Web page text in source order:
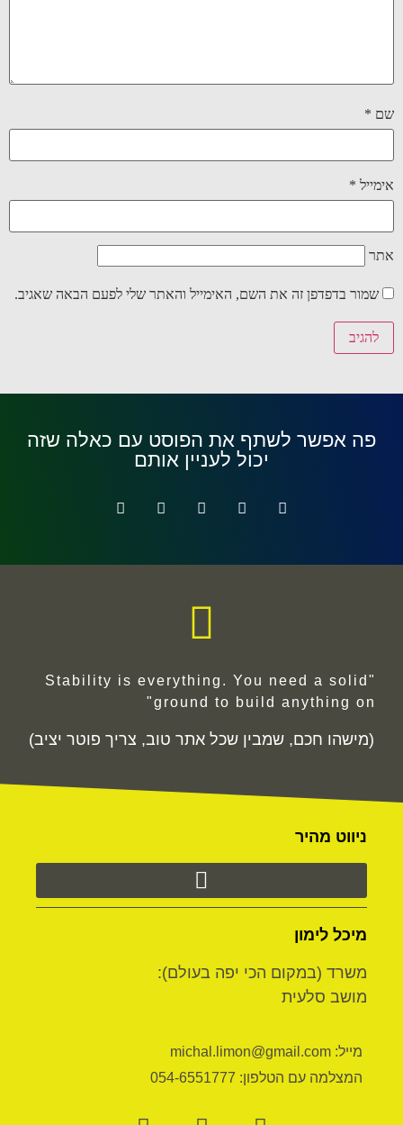
שם *
אימייל *
אתר
שמור בדפדפן זה את השם, האימייל והאתר שלי לפעם הבאה שאגיב.
פה אפשר לשתף את הפוסט עם כאלה שזה
יכול לעניין אותם
"Stability is everything. You need a solid
ground to build anything on"
(מישהו חכם, שמבין שכל אתר טוב, צריך פוטר יציב)
ניווט מהיר
מיכל לימון
משרד (במקום הכי יפה בעולם):
מושב סלעית
מייל: michal.limon@gmail.com
המצלמה עם הטלפון: 054-6551777